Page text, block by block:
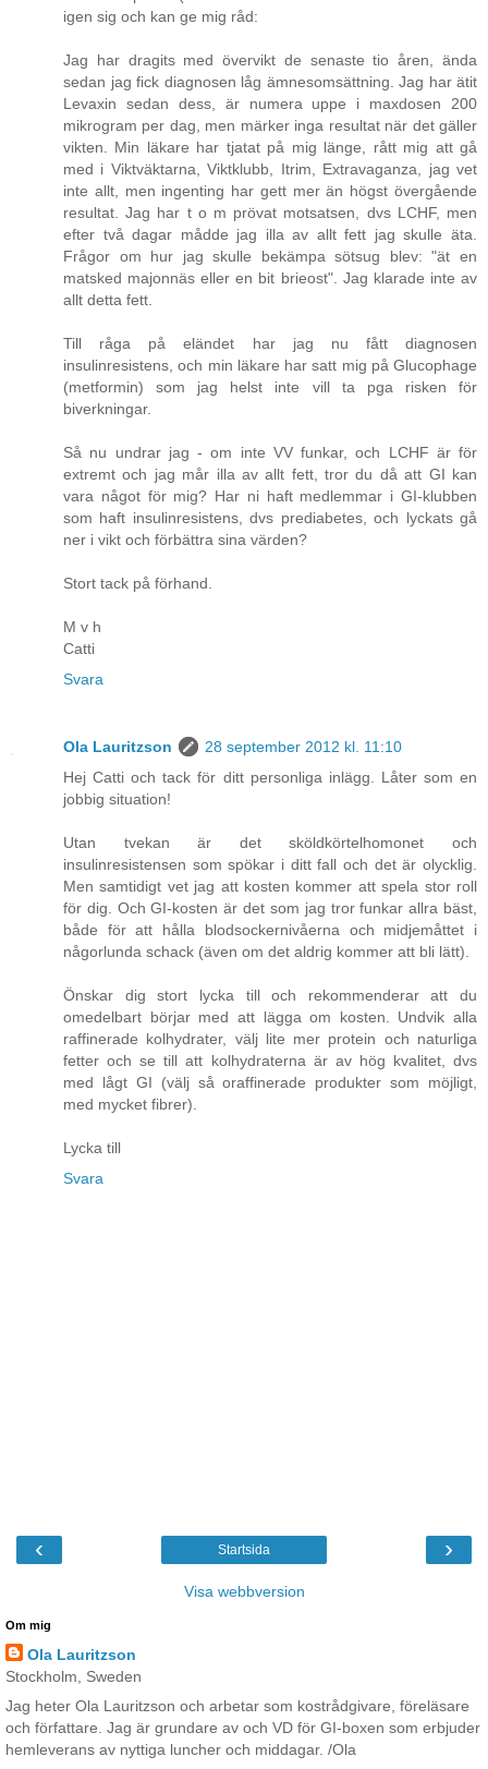
igen sig och kan ge mig råd:
Jag har dragits med övervikt de senaste tio åren, ända
sedan jag fick diagnosen låg ämnesomsättning. Jag har ätit
Levaxin sedan dess, är numera uppe i maxdosen 200
mikrogram per dag, men märker inga resultat när det gäller
vikten. Min läkare har tjatat på mig länge, rått mig att gå
med i Viktväktarna, Viktklubb, Itrim, Extravaganza, jag vet
inte allt, men ingenting har gett mer än högst övergående
resultat. Jag har t o m prövat motsatsen, dvs LCHF, men
efter två dagar mådde jag illa av allt fett jag skulle äta.
Frågor om hur jag skulle bekämpa sötsug blev: "ät en
matsked majonnäs eller en bit brieost". Jag klarade inte av
allt detta fett.
Till råga på eländet har jag nu fått diagnosen
insulinresistens, och min läkare har satt mig på Glucophage
(metformin) som jag helst inte vill ta pga risken för
biverkningar.
Så nu undrar jag - om inte VV funkar, och LCHF är för
extremt och jag mår illa av allt fett, tror du då att GI kan
vara något för mig? Har ni haft medlemmar i GI-klubben
som haft insulinresistens, dvs prediabetes, och lyckats gå
ner i vikt och förbättra sina värden?
Stort tack på förhand.
M v h
Catti
Svara
Ola Lauritzson
28 september 2012 kl. 11:10
Hej Catti och tack för ditt personliga inlägg. Låter som en
jobbig situation!
Utan tvekan är det sköldkörtelhomonet och
insulinresistensen som spökar i ditt fall och det är olycklig.
Men samtidigt vet jag att kosten kommer att spela stor roll
för dig. Och GI-kosten är det som jag tror funkar allra bäst,
både för att hålla blodsockernivåerna och midjemåttet i
någorlunda schack (även om det aldrig kommer att bli lätt).
Önskar dig stort lycka till och rekommenderar att du
omedelbart börjar med att lägga om kosten. Undvik alla
raffinerade kolhydrater, välj lite mer protein och naturliga
fetter och se till att kolhydraterna är av hög kvalitet, dvs
med lågt GI (välj så oraffinerade produkter som möjligt,
med mycket fibrer).
Lycka till
Svara
‹ ›
Startsida
Visa webbversion
Om mig
Ola Lauritzson
Stockholm, Sweden
Jag heter Ola Lauritzson och arbetar som kostrådgivare, föreläsare
och författare. Jag är grundare av och VD för GI-boxen som erbjuder
hemleverans av nyttiga luncher och middagar. /Ola